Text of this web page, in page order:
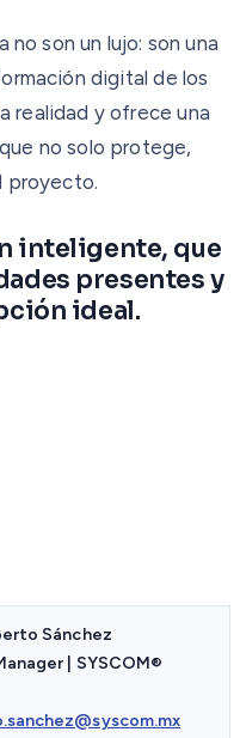
son un lujo: son una
digital de los
realidad y ofrece una
no solo protege,
proyecto.
inteligente, que
presentes y
ideal.
Sánchez
| SYSCOM®